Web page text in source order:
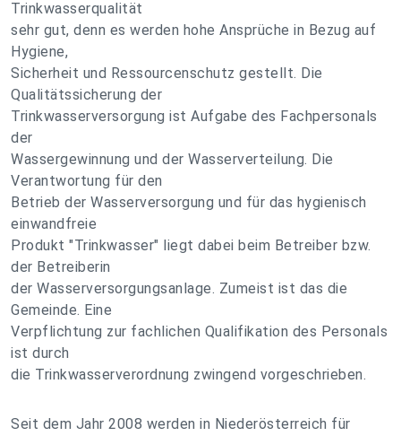
Trinkwasserqualität
sehr gut, denn es werden hohe Ansprüche in Bezug auf
Hygiene,
Sicherheit und Ressourcenschutz gestellt. Die
Qualitätssicherung der
Trinkwasserversorgung ist Aufgabe des Fachpersonals
der
Wassergewinnung und der Wasserverteilung. Die
Verantwortung für den
Betrieb der Wasserversorgung und für das hygienisch
einwandfreie
Produkt "Trinkwasser" liegt dabei beim Betreiber bzw.
der Betreiberin
der Wasserversorgungsanlage. Zumeist ist das die
Gemeinde. Eine
Verpflichtung zur fachlichen Qualifikation des Personals
ist durch
die Trinkwasserverordnung zwingend vorgeschrieben.
Seit dem Jahr 2008 werden in Niederösterreich für